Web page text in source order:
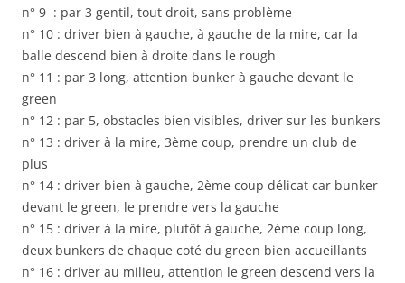
n° 9 : par 3 gentil, tout droit, sans problème
n° 10 : driver bien à gauche, à gauche de la mire, car la
balle descend bien à droite dans le rough
n° 11 : par 3 long, attention bunker à gauche devant le
green
n° 12 : par 5, obstacles bien visibles, driver sur les bunkers
n° 13 : driver à la mire, 3ème coup, prendre un club de
plus
n° 14 : driver bien à gauche, 2ème coup délicat car bunker
devant le green, le prendre vers la gauche
n° 15 : driver à la mire, plutôt à gauche, 2ème coup long,
deux bunkers de chaque coté du green bien accueillants
n° 16 : driver au milieu, attention le green descend vers la